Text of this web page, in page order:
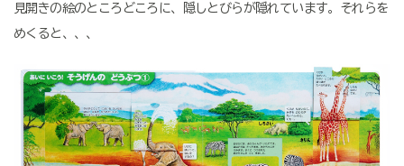
見開きの絵のところどころに、隠しとびらが隠れています。それらを
めくると、、、